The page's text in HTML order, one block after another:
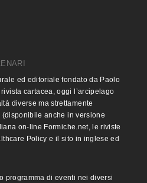
ed editoriale fondato da Paolo
cartacea, oggi l’arcipelago
diverse ma strettamente
anche in versione
on-line Formiche.net, le riviste
Policy e il sito in inglese ed
programma di eventi nei diversi